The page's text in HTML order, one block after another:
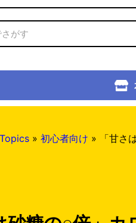
» 初心者向け »
「甘さ